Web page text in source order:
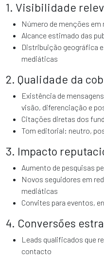
1. Visibilidade
Número de menções
Alcance estimado das
Distribuição geográfica
mediáticas
2. Qualidade da
Existência de
visão, diferenciação e
Citações diretas dos
Tom editorial: neutro,
3. Impacto
Aumento de pesquisas
Novos seguidores em
mediáticas
Convites para eventos,
4. Conversões
Leads qualificados que
contacto